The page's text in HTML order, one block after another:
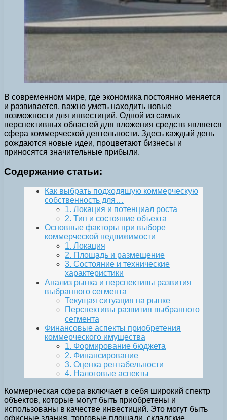
В современном мире, где экономика постоянно меняется
и развивается, важно уметь находить новые
возможности для инвестиций. Одной из самых
перспективных областей для вложения средств является
сфера коммерческой деятельности. Здесь каждый день
рождаются новые идеи, процветают бизнесы и
приносятся значительные прибыли.
Содержание статьи:
Как выбрать подходящую коммерческую
собственность для…
1. Локация и потенциал роста
2. Тип и состояние объекта
Основные факторы при выборе
коммерческой недвижимости
1. Локация
2. Площадь и размещение
3. Состояние и технические
характеристики
Анализ рынка и перспективы развития
выбранного сегмента
Текущая ситуация на рынке
Перспективы развития выбранного
сегмента
Финансовые аспекты приобретения
коммерческого имущества
1. Формирование бюджета
2. Финансирование
3. Оценка рентабельности
4. Налоговые аспекты
Коммерческая сфера включает в себя широкий спектр
объектов, которые могут быть приобретены и
использованы в качестве инвестиций. Это могут быть